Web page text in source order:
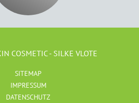
COSMETIC - SILKE VLOTE
SITEMAP
IMPRESSUM
DATENSCHUTZ